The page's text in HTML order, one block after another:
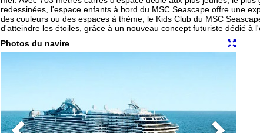
redessinées, l'espace enfants à bord du MSC Seascape offre une
des couleurs ou des espaces à thème, le Kids Club du MSC
d'atteindre les étoiles, grâce à un nouveau concept futuriste dédié à
Photos du navire